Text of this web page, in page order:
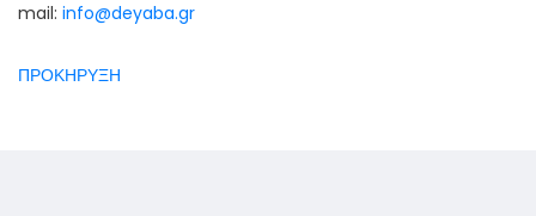
mail: info@deyaba.gr
ΠΡΟΚΗΡΥΞΗ